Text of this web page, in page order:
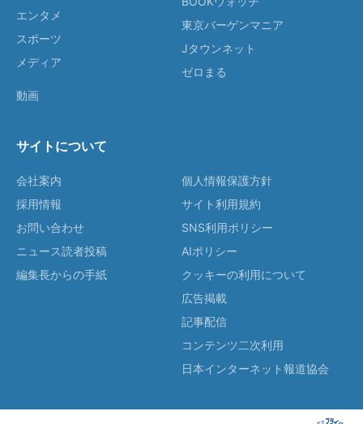
エンタメ
スポーツ
メディア
動画
東京バーゲンマニア
Jタウンネット
ゼロまる
サイトについて
会社案内
採用情報
お問い合わせ
ニュース読者投稿
編集長からの手紙
個人情報保護方針
サイト利用規約
SNS利用ポリシー
AIポリシー
クッキーの利用について
広告掲載
記事配信
コンテンツ二次利用
日本インターネット報道協会